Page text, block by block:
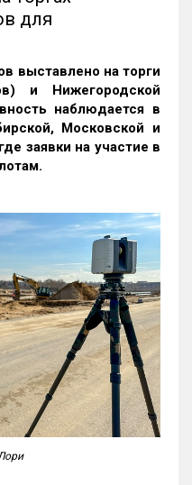
для
выставлено на торги
и Нижегородской
наблюдается в
Московской и
заявки на участие в
.